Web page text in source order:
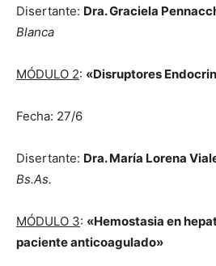
Disertante: Dra. Graciela
Blanca
MÓDULO 2: «Disruptores
Fecha: 27/6
Disertante: Dra. María Lorena
Bs.As.
MÓDULO 3: «Hemostasia en
paciente anticoagulado»